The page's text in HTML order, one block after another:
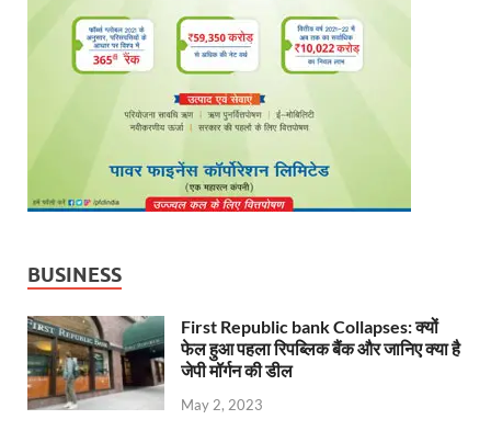
BUSINESS
First Republic bank Collapses: क्यों
फेल हुआ पहला रिपब्लिक बैंक और जानिए क्या है
जेपी मॉर्गन की डील
May 2, 2023